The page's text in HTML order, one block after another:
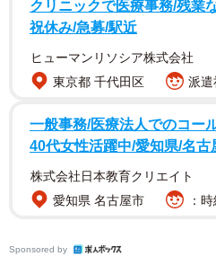
【瀬戸環奈さんプロフィール】
せと・かんな 5月10日生まれ
170cmB101（Jカップ）
@kanna_seto0510
クリニックで医療事務/残業
祝休み/急募/駅近
ヒューマンリソシア株式会社
東京都 千代田区
派遣
一般事務/医療法人でのコー
40代女性活躍中/愛知県/名古
株式会社日本教育クリエイト
愛知県 名古屋市
：
Sponsored by